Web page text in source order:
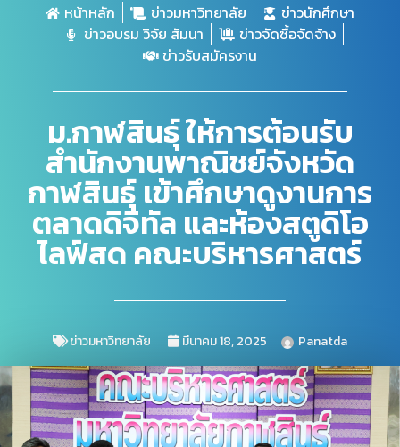
หน้าหลัก ข่าวมหาวิทยาลัย
ข่าวนักศึกษา
ข่าวอบรม วิจัย สัมนา
ข่าวจัดซื้อจัดจ้าง
ข่าวรับสมัครงาน
ม.กาฬสินธุ์ ให้การต้อนรับ
สำนักงานพาณิชย์จังหวัด
กาฬสินธุ์ เข้าศึกษาดูงานการ
ตลาดดิจิทัล และห้องสตูดิโอ
ไลฟ์สด คณะบริหารศาสตร์
ข่าวมหาวิทยาลัย มีนาคม 18, 2025 Panatda